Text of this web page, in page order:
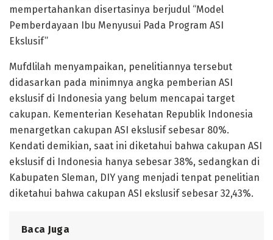
mempertahankan disertasinya berjudul “Model
Pemberdayaan Ibu Menyusui Pada Program ASI
Ekslusif”
Mufdlilah menyampaikan, penelitiannya tersebut
didasarkan pada minimnya angka pemberian ASI
ekslusif di Indonesia yang belum mencapai target
cakupan. Kementerian Kesehatan Republik Indonesia
menargetkan cakupan ASI ekslusif sebesar 80%.
Kendati demikian, saat ini diketahui bahwa cakupan ASI
ekslusif di Indonesia hanya sebesar 38%, sedangkan di
Kabupaten Sleman, DIY yang menjadi tenpat penelitian
diketahui bahwa cakupan ASI ekslusif sebesar 32,43%.
Baca Juga